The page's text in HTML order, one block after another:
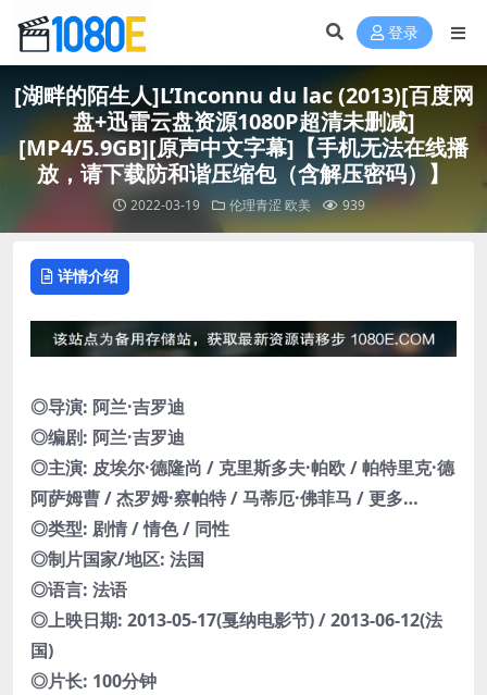
登录
[湖畔的陌生人]L’Inconnu du lac (2013)[百度网
盘+迅雷云盘资源1080P超清未删减]
[MP4/5.9GB][原声中文字幕]【手机无法在线播
放，请下载防和谐压缩包（含解压密码）】
2022-03-19 伦理青涩 欧美 939
详情介绍
◎导演: 阿兰·吉罗迪
◎编剧: 阿兰·吉罗迪
◎主演: 皮埃尔·德隆尚 / 克里斯多夫·帕欧 / 帕特里克·德
阿萨姆曹 / 杰罗姆·察帕特 / 马蒂厄·佛菲马 / 更多…
◎类型: 剧情 / 情色 / 同性
◎制片国家/地区: 法国
◎语言: 法语
◎上映日期: 2013-05-17(戛纳电影节) / 2013-06-12(法
国)
◎片长: 100分钟